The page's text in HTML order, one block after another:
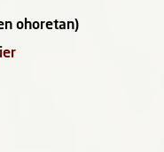
ohoretan)